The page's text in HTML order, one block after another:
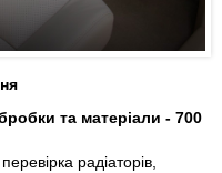
та матеріали - 700
радіаторів,